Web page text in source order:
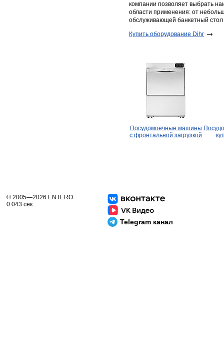
компании позволяет выбрать
области применения: от
обслуживающей банкетный стол
Купить оборудование Dihr
Посудомоечные машины
с фронтальной загрузкой
Telegram канал
© 2005—2026 ENTERO
0.043 сек.